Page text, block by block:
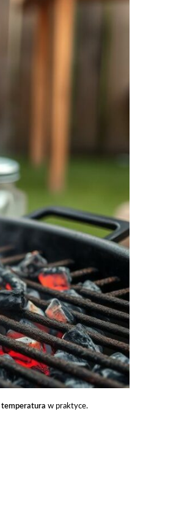
temperatura w praktyce.